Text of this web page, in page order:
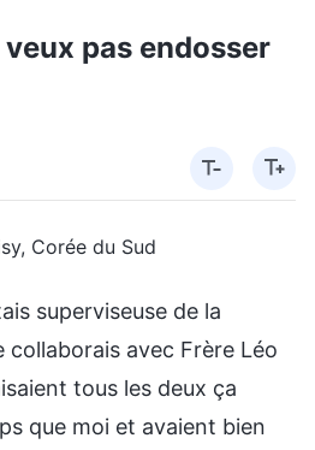
pas endosser
Corée du Sud
superviseuse de la
avec Frère Léo
tous les deux ça
que moi et avaient bien